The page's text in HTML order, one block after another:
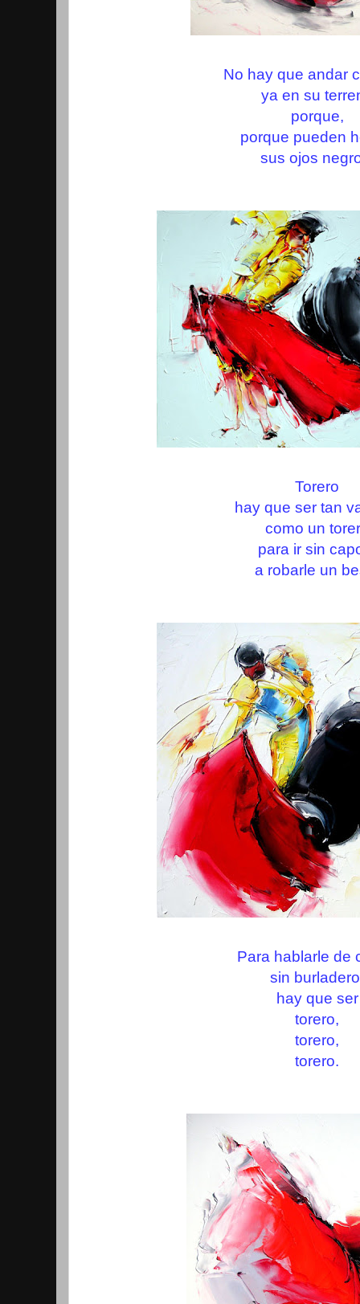
No hay que andar
ya en su
porque,
porque pueden
sus ojos
Torero
hay que ser tan
como un
para ir sin
a robarle un
Para hablarle de
sin
hay que ser
torero,
torero,
torero.